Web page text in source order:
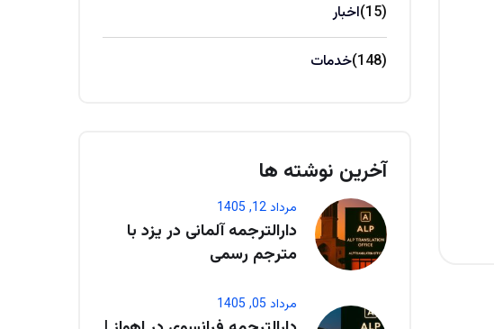
اخبار (15)
خدمات (148)
آخرین نوشته ها
مرداد 12, 1405
دارالترجمه آلمانی در یزد با
مترجم رسمی
مرداد 05, 1405